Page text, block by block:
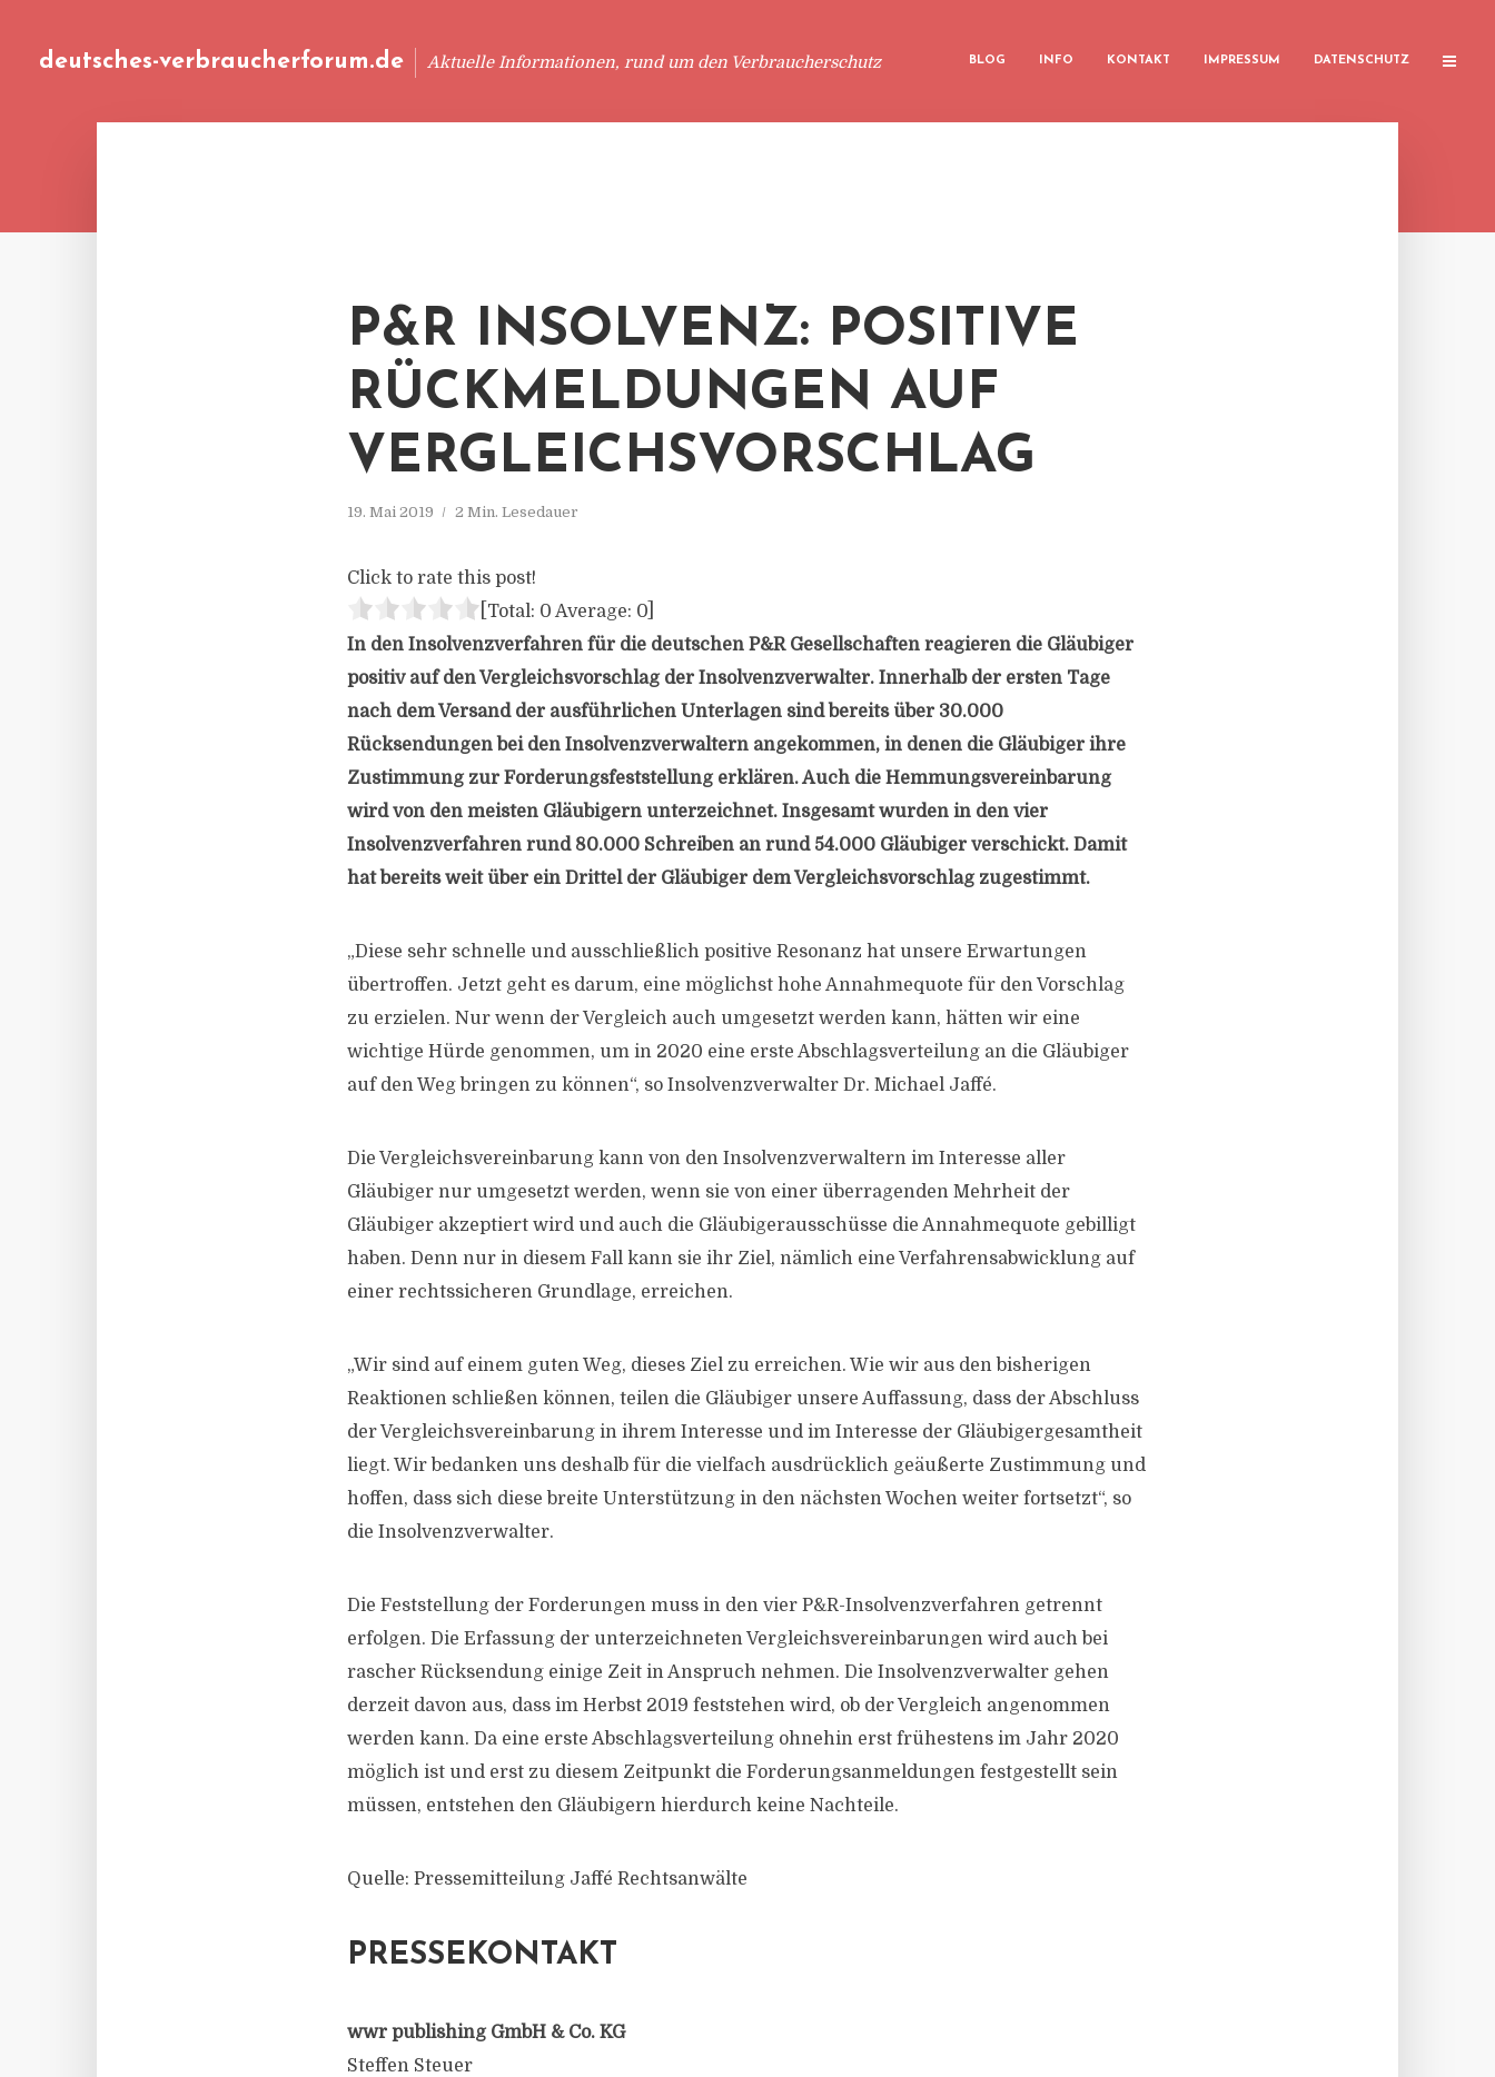
deutsches-verbraucherforum.de Aktuelle Informationen, rund um den Verbraucherschutz BLOG INFO KONTAKT IMPRESSUM DATENSCHUTZ
P&R INSOLVENZ: POSITIVE
RÜCKMELDUNGEN AUF
VERGLEICHSVORSCHLAG
19. Mai 2019 2 Min. Lesedauer
Click to rate this post!
[Total: 0 Average: 0
In den Insolvenzverfahren für die deutschen P&R Gesellschaften reagieren die Gläubiger
positiv auf den Vergleichsvorschlag der Insolvenzverwalter. Innerhalb der ersten Tage
nach dem Versand der ausführlichen Unterlagen sind bereits über 30.000
Rücksendungen bei den Insolvenzverwaltern angekommen, in denen die Gläubiger ihre
Zustimmung zur Forderungsfeststellung erklären. Auch die Hemmungsvereinbarung
wird von den meisten Gläubigern unterzeichnet. Insgesamt wurden in den vier
Insolvenzverfahren rund 80.000 Schreiben an rund 54.000 Gläubiger verschickt. Damit
hat bereits weit über ein Drittel der Gläubiger dem Vergleichsvorschlag zugestimmt.
„Diese sehr schnelle und ausschließlich positive Resonanz hat unsere Erwartungen
übertroffen. Jetzt geht es darum, eine möglichst hohe Annahmequote für den Vorschlag
zu erzielen. Nur wenn der Vergleich auch umgesetzt werden kann, hätten wir eine
wichtige Hürde genommen, um in 2020 eine erste Abschlagsverteilung an die Gläubiger
auf den Weg bringen zu können“, so Insolvenzverwalter Dr. Michael Jaffé.
Die Vergleichsvereinbarung kann von den Insolvenzverwaltern im Interesse aller
Gläubiger nur umgesetzt werden, wenn sie von einer überragenden Mehrheit der
Gläubiger akzeptiert wird und auch die Gläubigerausschüsse die Annahmequote gebilligt
haben. Denn nur in diesem Fall kann sie ihr Ziel, nämlich eine Verfahrensabwicklung auf
einer rechtssicheren Grundlage, erreichen.
„Wir sind auf einem guten Weg, dieses Ziel zu erreichen. Wie wir aus den bisherigen
Reaktionen schließen können, teilen die Gläubiger unsere Auffassung, dass der Abschluss
der Vergleichsvereinbarung in ihrem Interesse und im Interesse der Gläubigergesamtheit
liegt. Wir bedanken uns deshalb für die vielfach ausdrücklich geäußerte Zustimmung und
hoffen, dass sich diese breite Unterstützung in den nächsten Wochen weiter fortsetzt“, so
die Insolvenzverwalter.
Die Feststellung der Forderungen muss in den vier P&R-Insolvenzverfahren getrennt
erfolgen. Die Erfassung der unterzeichneten Vergleichsvereinbarungen wird auch bei
rascher Rücksendung einige Zeit in Anspruch nehmen. Die Insolvenzverwalter gehen
derzeit davon aus, dass im Herbst 2019 feststehen wird, ob der Vergleich angenommen
werden kann. Da eine erste Abschlagsverteilung ohnehin erst frühestens im Jahr 2020
möglich ist und erst zu diesem Zeitpunkt die Forderungsanmeldungen festgestellt sein
müssen, entstehen den Gläubigern hierdurch keine Nachteile.
Quelle: Pressemitteilung Jaffé Rechtsanwälte
PRESSEKONTAKT
wwr publishing GmbH & Co. KG
Steffen Steuer